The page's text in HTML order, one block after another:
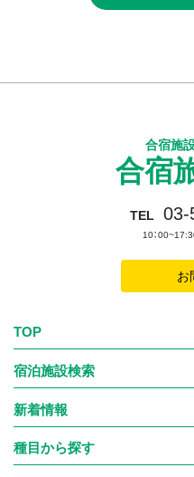
護について、社会的使命を
【個人情報の利用目的】
商品、サービス、キャンペー
・当社商品・サービス等に
・学生生活に関わる情報（旅行
の提供
ント等において、参加者の写
合宿施
合宿
TEL 03-
10：
お
TOP
宿泊施設検索
新着情報
種目から探す